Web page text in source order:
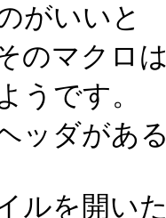
がいいと
のマクロ
うです。
ッダがあ
ルを開い